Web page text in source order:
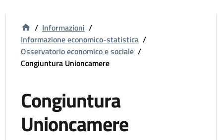
/ Informazioni /
Informazione economico-statistica /
Osservatorio economico e sociale /
Congiuntura Unioncamere
Congiuntura
Unioncamere